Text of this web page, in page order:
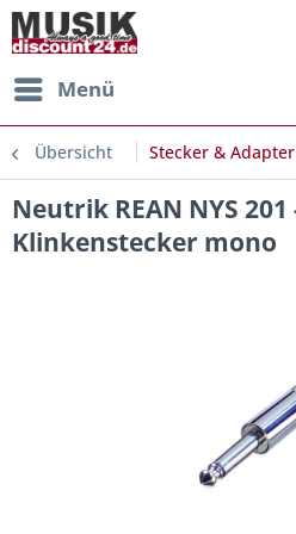
Menü
Übersicht Stecker & Adapter
Neutrik REAN NYS 201
Klinkenstecker mono